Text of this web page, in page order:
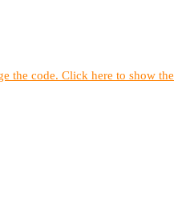
the code. Click here to show the